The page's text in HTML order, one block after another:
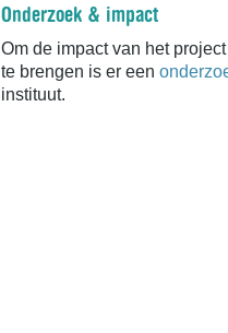
Onderzoek & impact
Om de impact van het
te brengen is er een
instituut.